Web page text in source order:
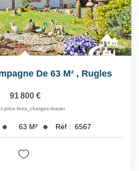
De 63 M² , Rugles
91 800 €
63 M² Réf : 6567